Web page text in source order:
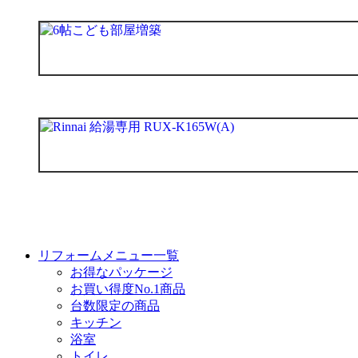
リフォームメニュー一覧
お得なパッケージ
お買い得度No.1商品
台数限定の商品
キッチン
浴室